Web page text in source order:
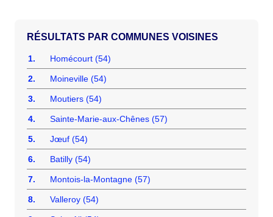
COMMUNES VOISINES
1. Homécourt (54)
2. Moineville (54)
3. Moutiers (54)
4. Sainte-Marie-aux-Chênes (57)
5. Jœuf (54)
6. Batilly (54)
7. Montois-la-Montagne (57)
8. Valleroy (54)